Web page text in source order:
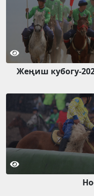
Жеңиш кубогу-